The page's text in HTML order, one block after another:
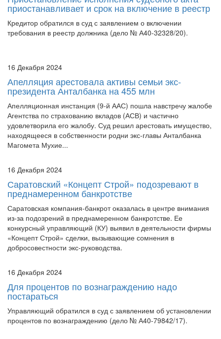
приостанавливает и срок на включение в реестр
Кредитор обратился в суд с заявлением о включении
требования в реестр должника (дело № А40-32328/20).
16 Декабря 2024
Апелляция арестовала активы семьи экс-
президента Анталбанка на 455 млн
Апелляционная инстанция (9-й ААС) пошла навстречу жалобе
Агентства по страхованию вкладов (АСВ) и частично
удовлетворила его жалобу. Суд решил арестовать имущество,
находящееся в собственности родни экс-главы Анталбанка
Магомета Мухие...
16 Декабря 2024
Саратовский «Концепт Строй» подозревают в
преднамеренном банкротстве
Саратовская компания-банкрот оказалась в центре внимания
из-за подозрений в преднамеренном банкротстве. Ее
конкурсный управляющий (КУ) выявил в деятельности фирмы
«Концепт Строй» сделки, вызывающие сомнения в
добросовестности экс-руководства.
16 Декабря 2024
Для процентов по вознаграждению надо
постараться
Управляющий обратился в суд с заявлением об установлении
процентов по вознаграждению (дело № А40-79842/17).